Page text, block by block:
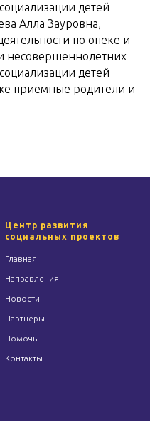
детей
Алла Зауровна,
по опеке и
несовершеннолетних
детей
приемные родители и
Центр развития
социальных проектов
Главная
Направления
Новости
Партнёры
Помочь
Контакты